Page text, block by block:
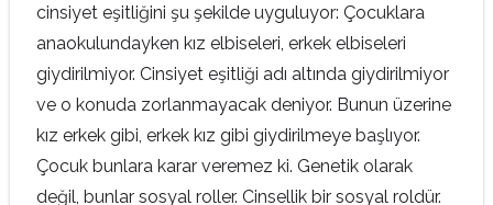
cinsiyet eşitliğini şu şekilde uyguluyor: Çocuklara
anaokulundayken kız elbiseleri, erkek elbiseleri
giydirilmiyor. Cinsiyet eşitliği adı altında giydirilmiyor
ve o konuda zorlanmayacak deniyor. Bunun üzerine
kız erkek gibi, erkek kız gibi giydirilmeye başlıyor.
Çocuk bunlara karar veremez ki. Genetik olarak
değil, bunlar sosyal roller. Cinsellik bir sosyal roldür.